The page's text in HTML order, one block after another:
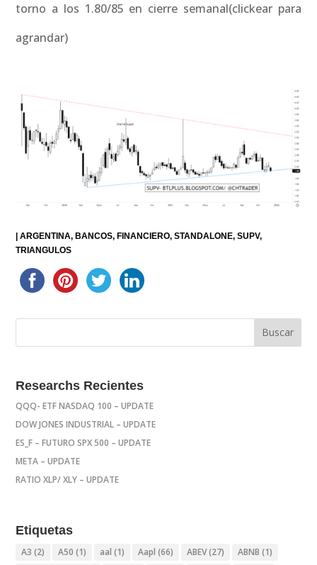
torno a los 1.80/85 en cierre semanal(clickear para
agrandar)
|ARGENTINA BANCOS FINANCIERO STANDALONE SUPV
TRIANGULOS
Researchs Recientes
QQQ- ETF NASDAQ 100 – UPDATE
DOW JONES INDUSTRIAL – UPDATE
ES_F – FUTURO SPX 500 – UPDATE
META – UPDATE
RATIO XLP/ XLY – UPDATE
Etiquetas
A3 (2) A50 (1) aal (1) Aapl (66) ABEV(27) ABNB (1)